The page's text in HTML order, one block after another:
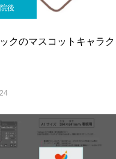
後
クのマスコットキャラ